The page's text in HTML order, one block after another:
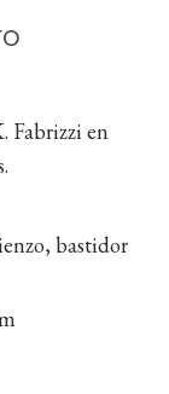
Fabrizzi en
bastidor